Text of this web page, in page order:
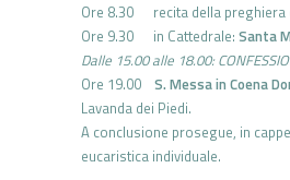
Ore 8.30 recita della preghiera
Ore 9.30 in Cattedrale: Santa
Dalle 15.00 alle 18.00:
Ore 19.00 S. Messa in Coena
Lavanda dei Piedi.
A conclusione prosegue, in
eucaristica individuale.